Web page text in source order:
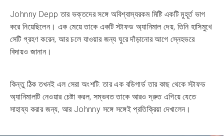
Johnny Depp তার ভক্তদের সঙ্গে অবিশ্বাস্যরকম মিষ্টি একটি মুহূর্ত ভাগ
করে নিয়েছিলেন। এক মেয়ে তাকে একটি স্টাফড অ্যানিমাল দেয়, তিনি হাসিমুখে
সেটি গ্রহণ করেন, আর চলে যাওয়ার জন্য ঘুরে দাঁড়ানোর আগে স্নেহভরে
বিদায়ও জানান।
কিন্তু ঠিক তখনই এল সেরা অংশটি: তার এক বডিগার্ড তার কাছ থেকে স্টাফড
অ্যানিমালটি নেওয়ার চেষ্টা করল, সম্ভবত তাকে আরও দ্রুত এগিয়ে যেতে
সাহায্য করার জন্য, আর Johnny সঙ্গে সঙ্গেই প্রতিক্রিয়া দেখালেন।